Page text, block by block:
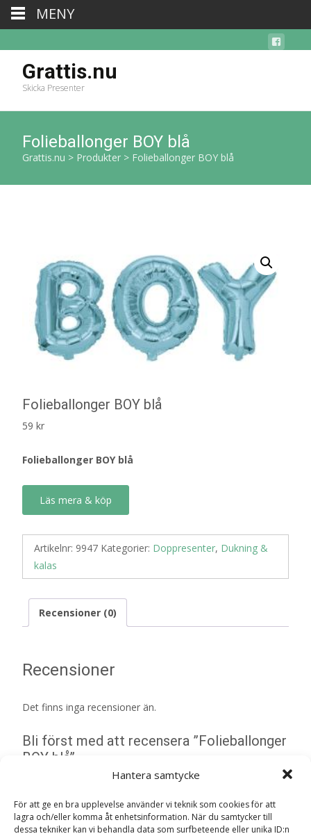
Hantera samtycke
För att ge en bra upplevelse använder vi teknik som cookies för att
lagra och/eller komma åt enhetsinformation. När du samtycker till
dessa tekniker kan vi behandla data som surfbeteende eller unika ID:n
Grattis.nu
Skicka Presenter
Folieballonger BOY blå
Grattis.nu > Produkter > Folieballonger BOY blå
Folieballonger BOY blå
59 kr
Folieballonger BOY blå
Läs mera & köp
Artikelnr: 9947 Kategorier: Doppresenter, Dukning &
kalas
Recensioner (0)
Recensioner
Det finns inga recensioner än.
Bli först med att recensera ”Folieballonger
BOY blå”
Din e-postadress kommer inte publiceras.
Obligatoriska fält
Ditt betyg*
MENY